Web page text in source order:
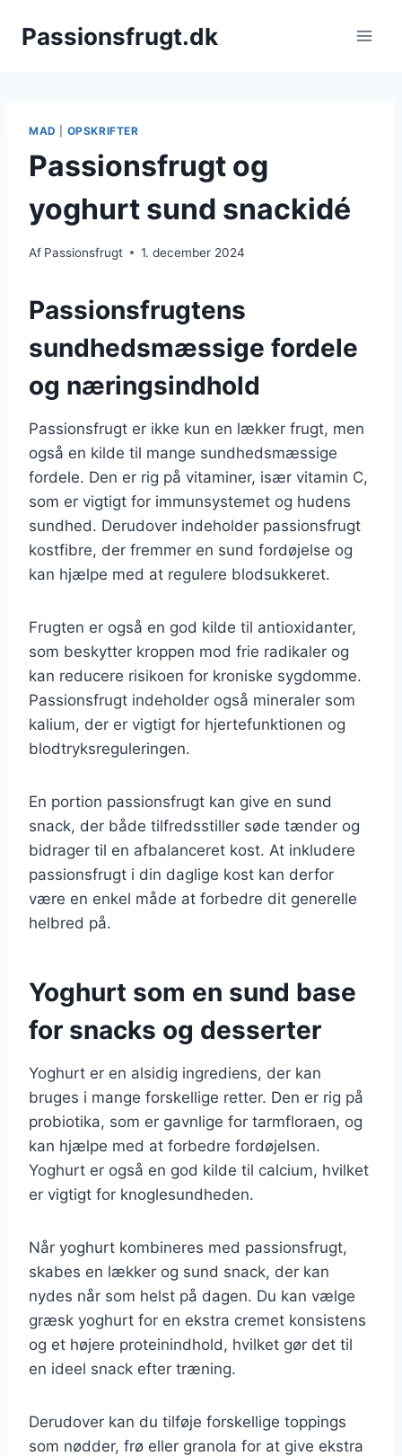
Passionsfrugt.dk
MAD OPSKRIFTER
Passionsfrugt og
yoghurt sund snackidé
Af Passionsfrugt 1. december 2024
Passionsfrugtens
sundhedsmæssige fordele
og næringsindhold
Passionsfrugt er ikke kun en lækker frugt, men
også en kilde til mange sundhedsmæssige
fordele. Den er rig på vitaminer, især vitamin C,
som er vigtigt for immunsystemet og hudens
sundhed. Derudover indeholder passionsfrugt
kostfibre, der fremmer en sund fordøjelse og
kan hjælpe med at regulere blodsukkeret.
Frugten er også en god kilde til antioxidanter,
som beskytter kroppen mod frie radikaler og
kan reducere risikoen for kroniske sygdomme.
Passionsfrugt indeholder også mineraler som
kalium, der er vigtigt for hjertefunktionen og
blodtryksreguleringen.
En portion passionsfrugt kan give en sund
snack, der både tilfredsstiller søde tænder og
bidrager til en afbalanceret kost. At inkludere
passionsfrugt i din daglige kost kan derfor
være en enkel måde at forbedre dit generelle
helbred på.
Yoghurt som en sund base
for snacks og desserter
Yoghurt er en alsidig ingrediens, der kan
bruges i mange forskellige retter. Den er rig på
probiotika, som er gavnlige for tarmfloraen, og
kan hjælpe med at forbedre fordøjelsen.
Yoghurt er også en god kilde til calcium, hvilket
er vigtigt for knoglesundheden.
Når yoghurt kombineres med passionsfrugt,
skabes en lækker og sund snack, der kan
nydes når som helst på dagen. Du kan vælge
græsk yoghurt for en ekstra cremet konsistens
og et højere proteinindhold, hvilket gør det til
en ideel snack efter træning.
Derudover kan du tilføje forskellige toppings
som nødder, frø eller granola for at give ekstra